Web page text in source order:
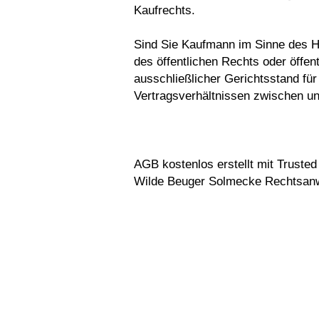
Kaufrechts.
Sind Sie Kaufmann im Sinne des
des öffentlichen Rechts oder
ausschließlicher Gerichtsstand
Vertragsverhältnissen zwischen
AGB kostenlos erstellt mit
Wilde Beuger Solmecke